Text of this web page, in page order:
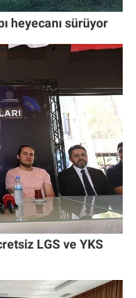
heyecanı sürüyor
LGS ve YKS